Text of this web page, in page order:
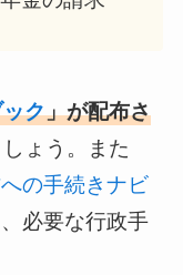
ク」が配布さ
ょう。また
の手続きナビ
必要な行政手